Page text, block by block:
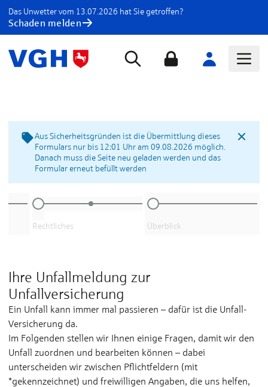
Das Unwetter vom 13.07.2026 hat Sie getroffen?
Schaden melden
Aus Sicherheitsgründen ist die Übermittlung dieses
Formulars nur bis 12:01 Uhr am 09.08.2026 möglich.
Danach muss die Seite neu geladen werden und das
Formular erneut befüllt werden
Rechtliches Überblick
Ihre Unfallmeldung zur
Unfallversicherung
Ein Unfall kann immer mal passieren – dafür ist die Unfall-
Versicherung da.
Im Folgenden stellen wir Ihnen einige Fragen, damit wir den
Unfall zuordnen und bearbeiten können – dabei
unterscheiden wir zwischen Pflichtfeldern (mit
*gekennzeichnet) und freiwilligen Angaben, die uns helfen,